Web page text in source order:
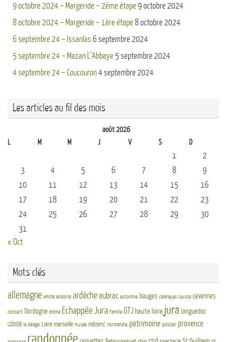
9 octobre 2024 – Margeride – 2ème étape9 octobre 2024
8 octobre 2024 – Margeride – 1ère étape8 octobre 2024
6 septembre 24 – Issanlas 6 septembre 2024
5 septembre 24 – Mazan L’Abbaye 5 septembre 2024
4 septembre 24 – Coucouron4 septembre 2024
Les articles au fil des mois
août 2026
L
M M J V S D
1
2
3
4 5 6 7 8
9
10
11 12 13 14 15
16
17
18 19 20 21 22
23
24
25 26 27 28 29
30
31
« Oct
Mots clés
allemagne amitié andorre ardècheaubrac automne bauges calanques causse cevennes
concert Dordogne drôme Echappée Jura Famille GTJ haute loire jura languedoc
LDDVEB le béage Loire marseille musée mézenc normandie patrimoine policier provence
randonnée